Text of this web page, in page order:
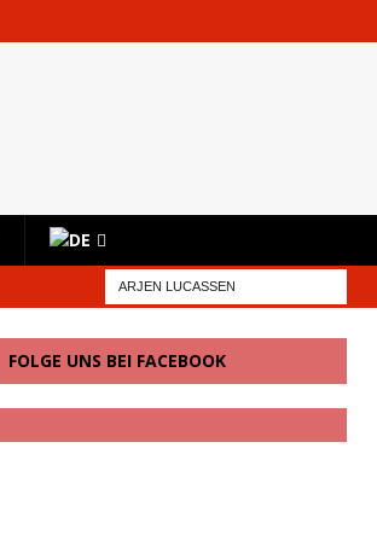
FOLGE UNS BEI FACEBOOK